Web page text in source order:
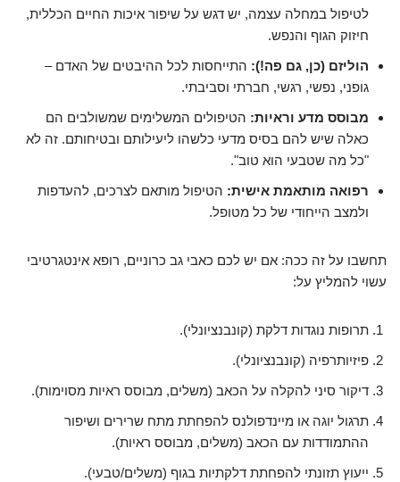
לטיפול במחלה עצמה, יש דגש על שיפור איכות החיים הכללית,
חיזוק הגוף והנפש.
הוליזם (כן, גם פה!): התייחסות לכל ההיבטים של האדם –
גופני, נפשי, רגשי, חברתי וסביבתי.
מבוסס מדע וראיות: הטיפולים המשלימים שמשולבים הם
כאלה שיש להם בסיס מדעי כלשהו ליעילותם ובטיחותם. זה לא
"כל מה שטבעי הוא טוב".
רפואה מותאמת אישית: הטיפול מותאם לצרכים, להעדפות
ולמצב הייחודי של כל מטופל.
תחשבו על זה ככה: אם יש לכם כאבי גב כרוניים, רופא אינטגרטיבי
עשוי להמליץ על:
תרופות נוגדות דלקת (קונבנציונלי).
פיזיותרפיה (קונבנציונלי).
דיקור סיני להקלה על הכאב (משלים, מבוסס ראיות מסוימות).
תרגול יוגה או מיינדפולנס להפחתת מתח שרירים ושיפור
ההתמודדות עם הכאב (משלים, מבוסס ראיות).
ייעוץ תזונתי להפחתת דלקתיות בגוף (משלים/טבעי).